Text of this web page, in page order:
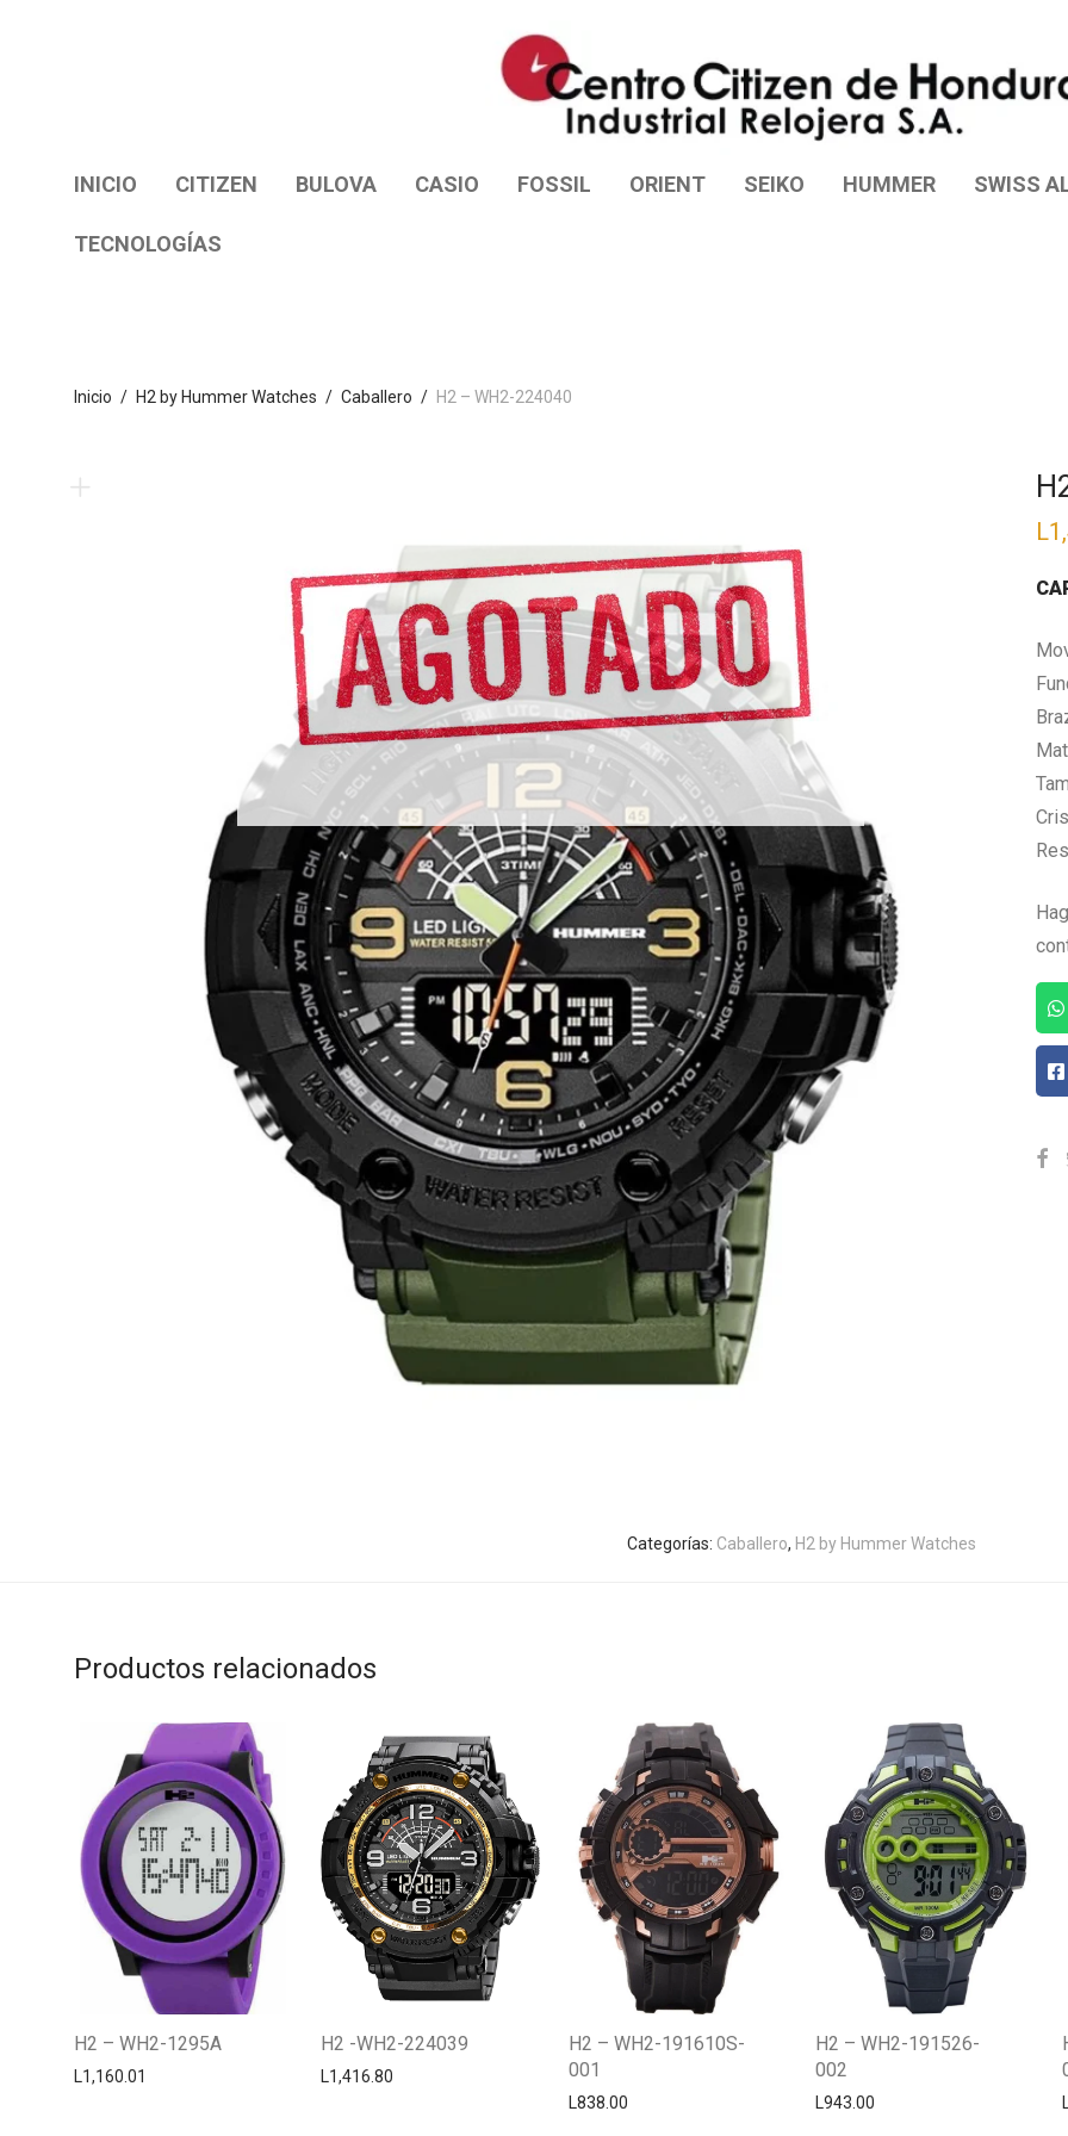
INICIO CITIZEN BULOVA CASIO FOSSIL ORIENT SEIKO HUMMER SWISS
TECNOLOGÍAS
Inicio / H2 by Hummer Watches / Caballero / H2 – WH2-224040
L
Categorías: Caballero, H2 by Hummer Watches
Productos relacionados
H2 – WH2-1295A
L1,160.01
H2 -WH2-224039
L1,416.80
H2 – WH2-191610S-
001
L838.00
H2 – WH2-191526-
002
L943.00